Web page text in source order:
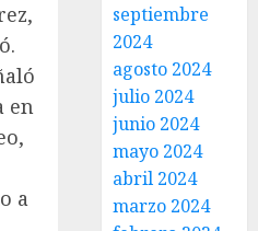
en
a
septiembre
2024
agosto 2024
julio 2024
junio 2024
mayo 2024
abril 2024
marzo 2024